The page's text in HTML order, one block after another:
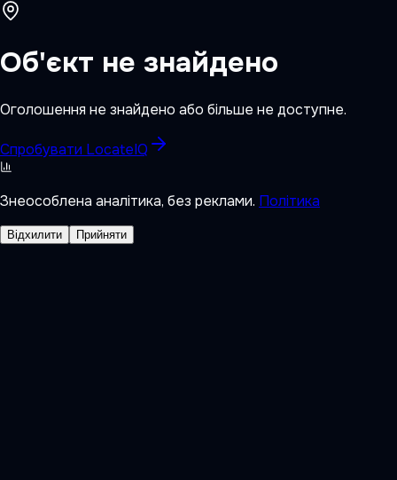
Об'єкт не знайдено
Оголошення не знайдено або більше не доступне.
Спробувати LocateIQ
Знеособлена аналітика, без реклами. Політика
Відхилити Прийняти